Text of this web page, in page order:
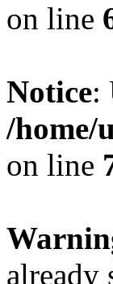
on line
Notice:
/home/
on line
already